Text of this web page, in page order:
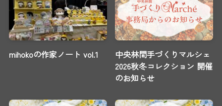
mihokoの作家ノート vol.1
中央林間手づくりマルシェ
2026秋冬コレクション 開催
のお知らせ